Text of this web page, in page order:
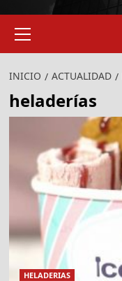
primario
INICIO ACTUALIDAD
heladerías
HELADERIAS